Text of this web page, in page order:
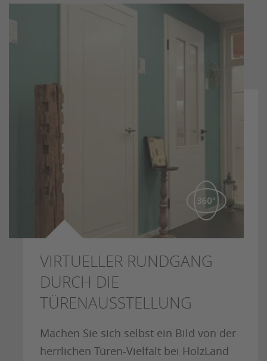
VIRTUELLER RUNDGANG
DURCH DIE
TÜRENAUSSTELLUNG
Machen Sie sich selbst ein Bild von der
herrlichen Türen-Vielfalt bei HolzLand